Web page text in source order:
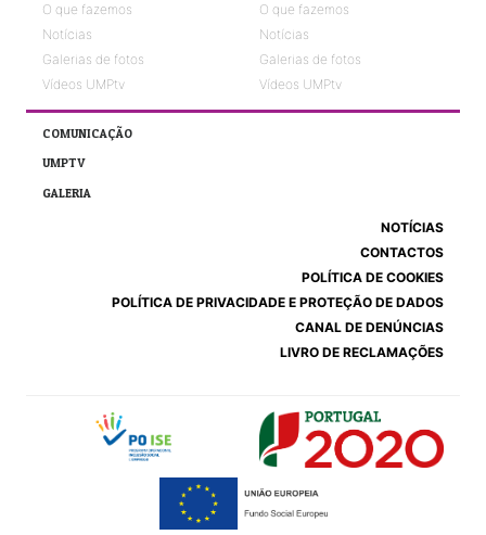
O que fazemos
Notícias
Galerias de fotos
Vídeos UMPtv
O que fazemos
Notícias
Galerias de fotos
Vídeos UMPtv
COMUNICAÇÃO
UMPTV
GALERIA
NOTÍCIAS
CONTACTOS
POLÍTICA DE COOKIES
POLÍTICA DE PRIVACIDADE E PROTEÇÃO DE DADOS
CANAL DE DENÚNCIAS
LIVRO DE RECLAMAÇÕES